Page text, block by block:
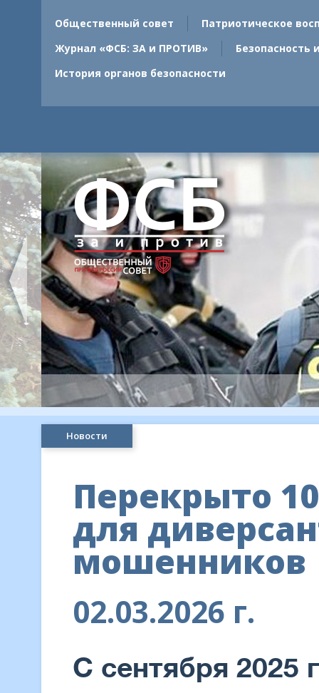
Общественный совет
Патриотическое
Журнал «ФСБ: ЗА и ПРОТИВ»
Безопасность
История органов безопасности
Новости
Перекрыто
для
мошенников
02.03.2026 г.
С сентября 2025